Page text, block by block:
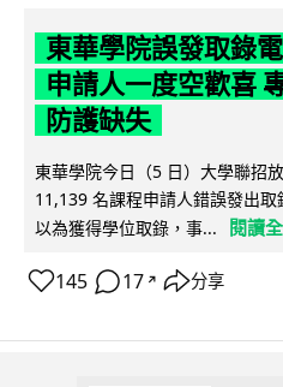
東華學院誤發取錄
申請人一度空歡喜
防護缺失
東華學院今日（5 日）大學聯招
11,139 名課程申請人錯誤發出
以為獲得學位取錄，事...
閱讀
145 17 ↗ 分享